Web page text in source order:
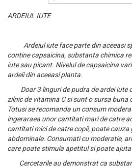
ARDEIUL IUTE
Ardeiul iute face parte din aceeasi
contine capsaicina, substanta chimica
iute sau picant. Nivelul de capsaicina
ardeii din aceeasi planta.
Doar 3 linguri de pudra de ardei iute
zilnic de vitamina C si sunt o sursa buna
Totusi se recomanda un consum
ingeraraea unor cantitati mari de catre
cantitati mici de catre copii, poate cauza
abdominale. Consumati cu moderatie,
care poate stimula apetitul si poate
Cercetarile au demonstrat ca